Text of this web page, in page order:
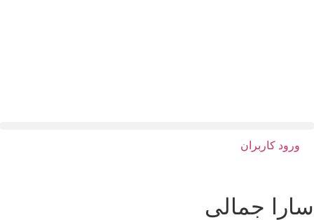
ورود کاربران
جمالی